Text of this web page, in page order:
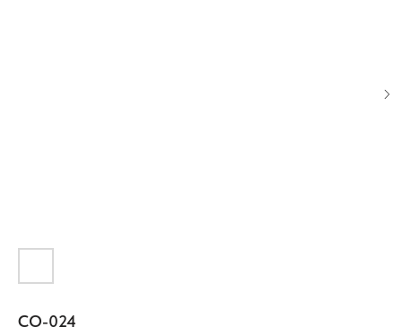
СО-024